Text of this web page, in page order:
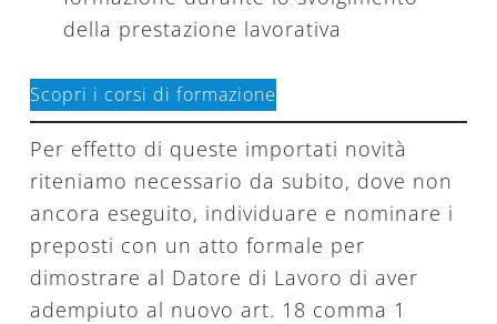
della prestazione lavorativa
Scopri i corsi di formazione
Per effetto di queste importati novità
riteniamo necessario da subito, dove non
ancora eseguito, individuare e nominare i
preposti con un atto formale per
dimostrare al Datore di Lavoro di aver
adempiuto al nuovo art. 18 comma 1